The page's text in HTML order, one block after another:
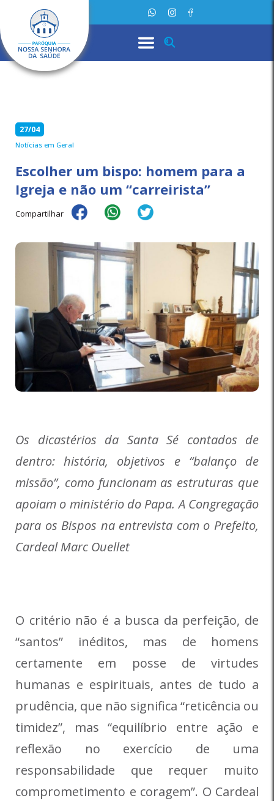
27/04
Notícias em Geral
Escolher um bispo: homem para a
Igreja e não um “carreirista”
Compartilhar
Os dicastérios da Santa Sé contados de
dentro: história, objetivos e “balanço de
missão”, como funcionam as estruturas que
apoiam o ministério do Papa. A Congregação
para os Bispos na entrevista com o Prefeito,
Cardeal Marc Ouellet
O critério não é a busca da perfeição, de
“santos” inéditos, mas de homens
certamente em posse de virtudes
humanas e espirituais, antes de tudo a
prudência, que não significa “reticência ou
timidez”, mas “equilíbrio entre ação e
reflexão no exercício de uma
responsabilidade que requer muito
comprometimento e coragem”. O Cardeal